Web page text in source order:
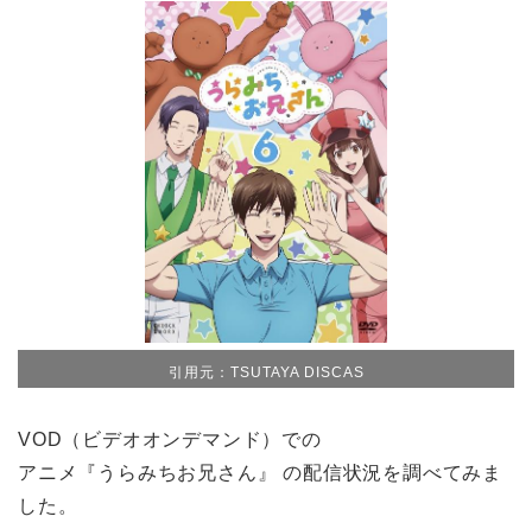
引用元：TSUTAYA DISCAS
VOD（ビデオオンデマンド）での
アニメ『うらみちお兄さん』 の配信状況を調べてみま
した。